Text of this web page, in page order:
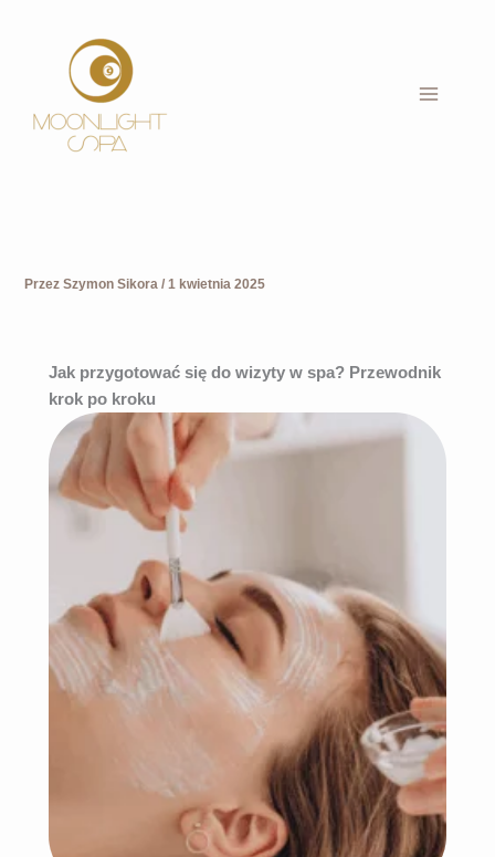
PrzezSzymon Sikora/1 kwietnia 2025
Jak przygotować się do wizyty w spa? Przewodnik
krok po kroku